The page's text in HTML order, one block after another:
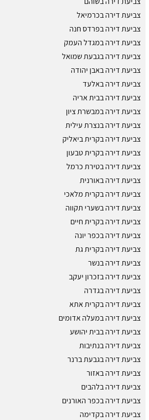
צביעת דירה בכרמיאל
צביעת דירה בפרדס חנה
צביעת דירה במגדל העמק
צביעת דירה בגבעת שמואל
צביעת דירה באבן יהודה
צביעת דירה באלעד
צביעת דירה בבית אריה
צביעת דירה במבשרת ציון
צביעת דירה בנצרת עילית
צביעת דירה בקרית ביאליק
צביעת דירה בקרית טבעון
צביעת דירה בטירת כרמל
צביעת דירה באורנית
צביעת דירה בקרית מלאכי
צביעת דירה בשערי תקווה
צביעת דירה בקרית חיים
צביעת דירה בכפר יונה
צביעת דירה בקרית גת
צביעת דירה בנשר
צביעת דירה בזכרון יעקב
צביעת דירה בגדרה
צביעת דירה בקרית אתא
צביעת דירה במעלה אדומים
צביעת דירה בבית יהושע
צביעת דירה בנתיבות
צביעת דירה בגבעת ברנר
צביעת דירה באזור
צביעת דירה בלהבים
צביעת דירה בכפר האורנים
צביעת דירה בקדימה